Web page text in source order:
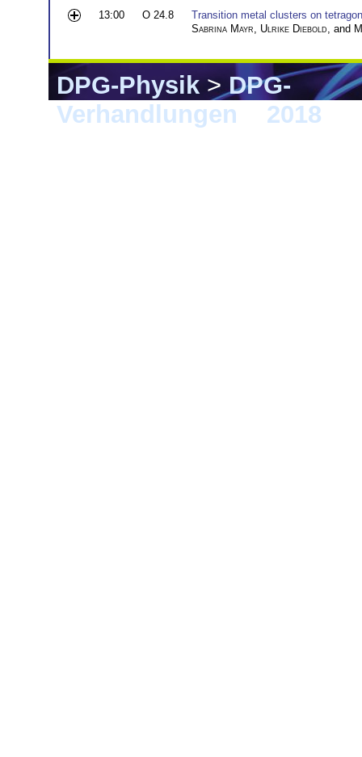
13:00
O 24.8
Transition metal clusters on
Sabrina Mayr, Ulrike Diebold, and
DPG-Physik>DPG-
Verhandlungen
2018